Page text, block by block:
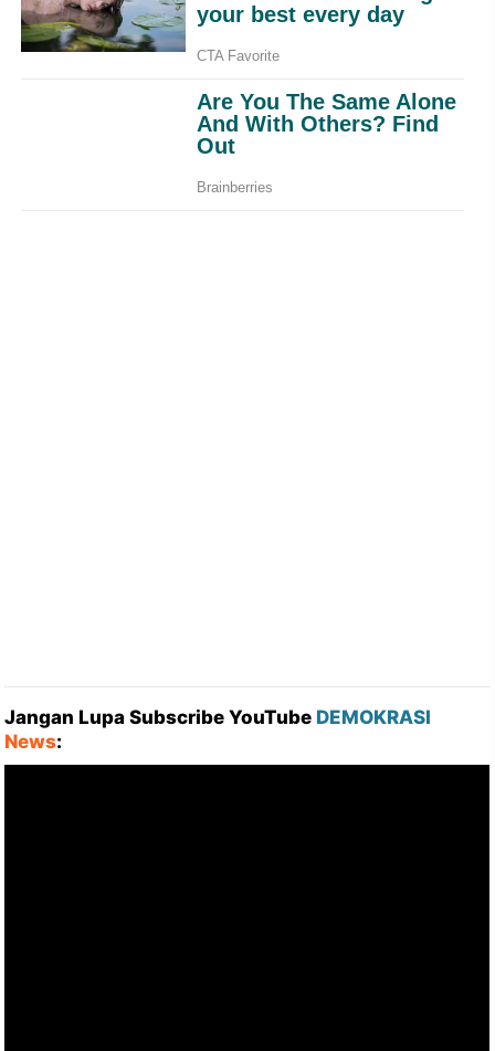
Jangan Lupa Subscribe YouTube DEMOKRASI
News: